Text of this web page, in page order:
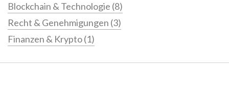
Blockchain & Technologie (8)
Recht & Genehmigungen (3)
Finanzen & Krypto(1)